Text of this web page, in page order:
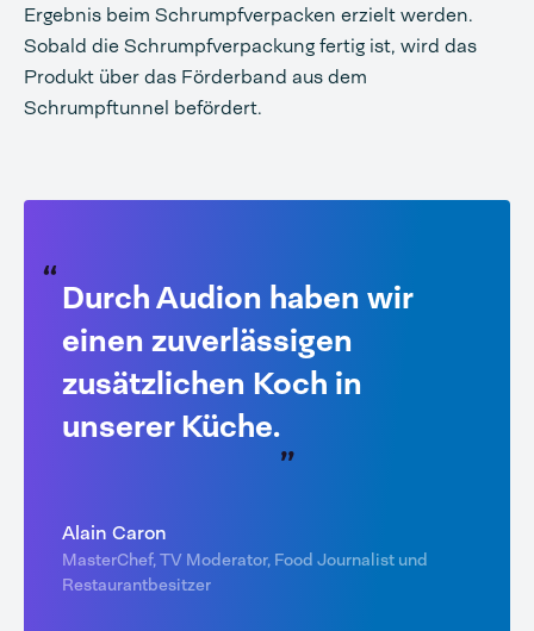
Ergebnis beim Schrumpfverpacken erzielt werden.
Sobald die Schrumpfverpackung fertig ist, wird das
Produkt über das Förderband aus dem
Schrumpftunnel befördert.
Durch Audion haben wir
einen zuverlässigen
zusätzlichen Koch in
unserer Küche.
Alain Caron
MasterChef, TV Moderator, Food Journalist und
Restaurantbesitzer